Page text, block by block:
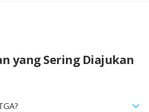
yang Sering Diajukan